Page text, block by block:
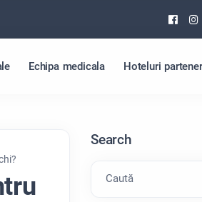
Echipa medicala Hoteluri
Search
Caută